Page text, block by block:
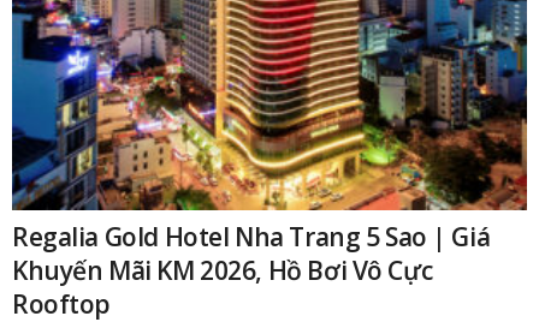
Regalia Gold Hotel Nha Trang 5 Sao | Giá
Khuyến Mãi KM 2026, Hồ Bơi Vô Cực
Rooftop